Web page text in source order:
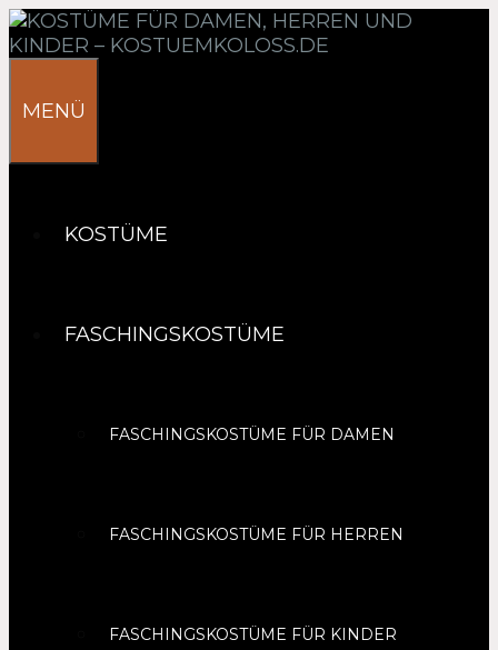
Springe
zum
MENÜ
KOSTÜME
FASCHINGSKOSTÜME
FASCHINGSKOSTÜME FÜR DAMEN
FASCHINGSKOSTÜME FÜR HERREN
FASCHINGSKOSTÜME FÜR KINDER